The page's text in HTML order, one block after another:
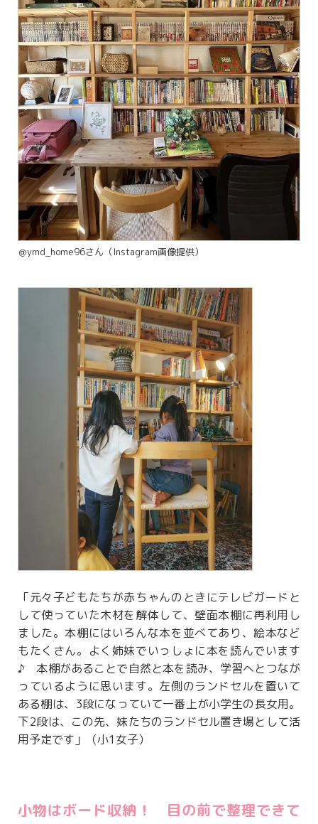
＠ymd_home96さん（Instagram画像提供）
「元々子どもたちが赤ちゃんのときにテレビガードと
して使っていた木材を解体して、壁面本棚に再利用し
ました。本棚にはいろんな本を並べてあり、絵本など
もたくさん。よく姉妹でいっしょに本を読んでいます
♪ 本棚があることで自然と本を読み、学習へとつなが
っているように思います。左側のランドセルを置いて
ある棚は、3段になっていて一番上が小学生の長女用。
下2段は、この先、妹たちのランドセル置き場として活
用予定です」（小1女子）
小物はボード収納！ 目の前で整理できて